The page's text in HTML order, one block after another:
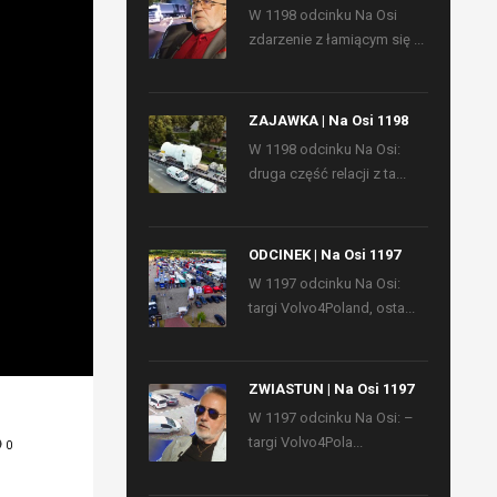
0
W 1198 odcinku Na Osi
zdarzenie z łamiącym się ...
ZAJAWKA | Na Osi 1198
W 1198 odcinku Na Osi:
druga część relacji z ta...
ODCINEK | Na Osi 1197
W 1197 odcinku Na Osi:
targi Volvo4Poland, osta...
ZWIASTUN | Na Osi 1197
W 1197 odcinku Na Osi: –
targi Volvo4Pola...